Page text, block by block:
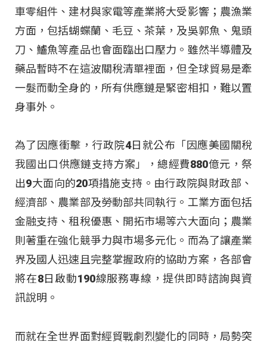
車零組件、建材與家電等產業將大受影響；農漁業
方面，包括蝴蝶蘭、毛豆、茶葉，及吳郭魚、鬼頭
刀、鱸魚等產品也會面臨出口壓力。雖然半導體及
藥品暫時不在這波關稅清單裡面，但全球貿易是牽
一髮而動全身的，所有供應鏈是緊密相扣，難以置
身事外。
為了因應衝擊，行政院4日就公布「因應美國關稅
我國出口供應鏈支持方案」，總經費880億元，祭
出9大面向的20項措施支持。由行政院與財政部、
經濟部、農業部及勞動部共同執行。工業方面包括
金融支持、租稅優惠、開拓市場等六大面向；農業
則著重在強化競爭力與市場多元化。而為了讓產業
界及國人迅速且完整掌握政府的協助方案，各部會
將在8日啟動190線服務專線，提供即時諮詢與資
訊說明。
而就在全世界面對經貿戰劇烈變化的同時，局勢突